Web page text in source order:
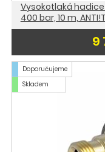
Vysokotlaká hadice
400 bar, 10 m,
9
Doporučujeme
Skladem